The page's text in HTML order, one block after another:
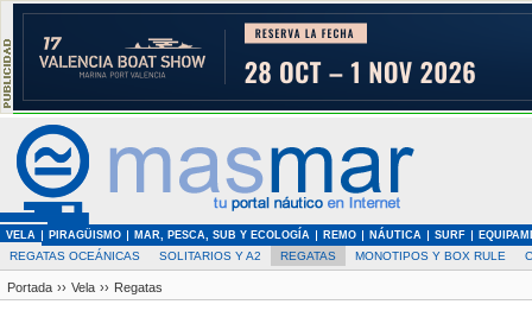
VELA PIRAGÜISMO MAR, PESCA, SUB Y ECOLOGÍA REMO NÁUTICA SURF
REGATAS OCEÁNICAS SOLITARIOS Y A2 REGATAS MONOTIPOS Y BOX RULE
Portada ›› Vela ›› Regatas